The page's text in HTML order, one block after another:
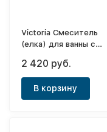
Victoria Смеситель
(елка) для ванны с
(толстый корпус) 1/2"
Maxi
2 420 руб.
В корзину